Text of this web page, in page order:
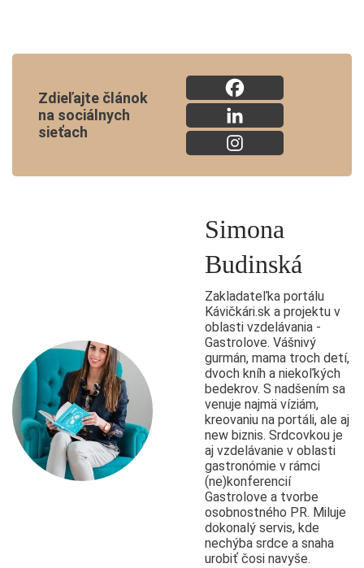
Zdieľajte článok
na sociálnych
sieťach
Simona
Budinská
Zakladateľka portálu
Kávičkári.sk a projektu v
oblasti vzdelávania -
Gastrolove. Vášnivý
gurmán, mama troch detí,
dvoch kníh a niekoľkých
bedekrov. S nadšením sa
venuje najmä víziám,
kreovaniu na portáli, ale aj
new biznis. Srdcovkou je
aj vzdelávanie v oblasti
gastronómie v rámci
(ne)konferencií
Gastrolove a tvorbe
osobnostného PR. Miluje
dokonalý servis, kde
nechýba srdce a snaha
urobiť čosi navyše.